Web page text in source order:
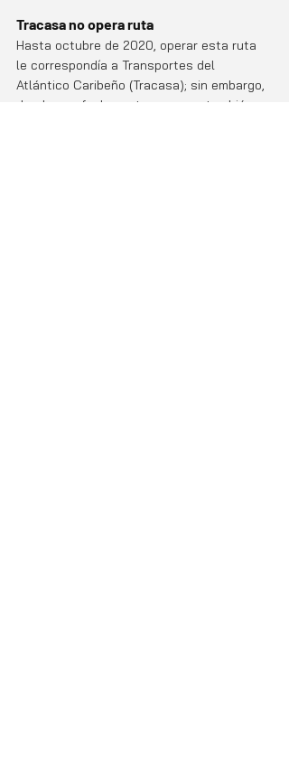
Tracasa no opera ruta
Hasta octubre de 2020, operar esta ruta
le correspondía a Transportes del
Atlántico Caribeño (Tracasa); sin embargo,
desde esa fecha, esta empresa también